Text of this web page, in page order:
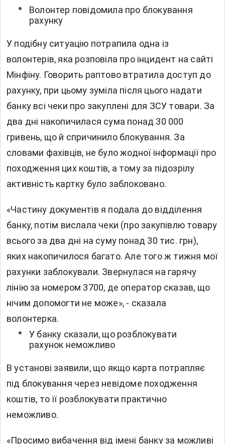
Волонтер повідомила про блокування
рахунку
У подібну ситуацію потрапила одна із
волонтерів, яка розповіла про інцидент на сайті
Мінфіну. Говорить раптово втратила доступ до
рахунку, при цьому зуміла після цього надати
банку всі чеки про закуплені для ЗСУ товари. За
два дні накопичилася сума понад 30 000
гривень, що й спричинило блокування. За
словами фахівців, не було жодної інформації про
походження цих коштів, а тому за підозрілу
активність картку було заблоковано.
«Частину документів я подала до відділення
банку, потім вислала чеки (про закупівлю товару
всього за два дні на суму понад 30 тис. грн),
яких накопичилося багато. Але того ж тижня мої
рахунки заблокували. Звернулася на гарячу
лінію за номером 3700, де оператор сказав, що
нічим допомогти не може», - сказала
волонтерка.
У банку сказали, що розблокувати
рахунок неможливо
В установі заявили, що якщо карта потрапляє
під блокування через невідоме походження
коштів, то її розблокувати практично
неможливо.
«Просимо вибачення від імені банку за можливі